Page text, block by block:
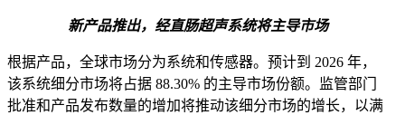
新产品推出，经直肠超声系统将主导市场
根据产品，全球市场分为系统和传感器。预计到 2026 年，
该系统细分市场将占据 88.30% 的主导市场份额。监管部门
批准和产品发布数量的增加将推动该细分市场的增长，以满